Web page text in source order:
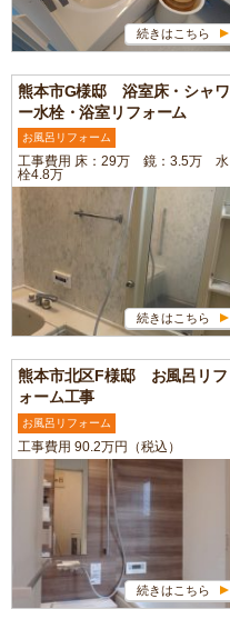
続きはこちら
熊本市G様邸 浴室床・シャワ
ー水栓・浴室リフォーム
お風呂リフォーム
工事費用 床：29万 鏡：3.5万 水
栓4.8万
続きはこちら
熊本市北区F様邸 お風呂リフ
ォーム工事
お風呂リフォーム
工事費用 90.2万円（税込）
続きはこちら